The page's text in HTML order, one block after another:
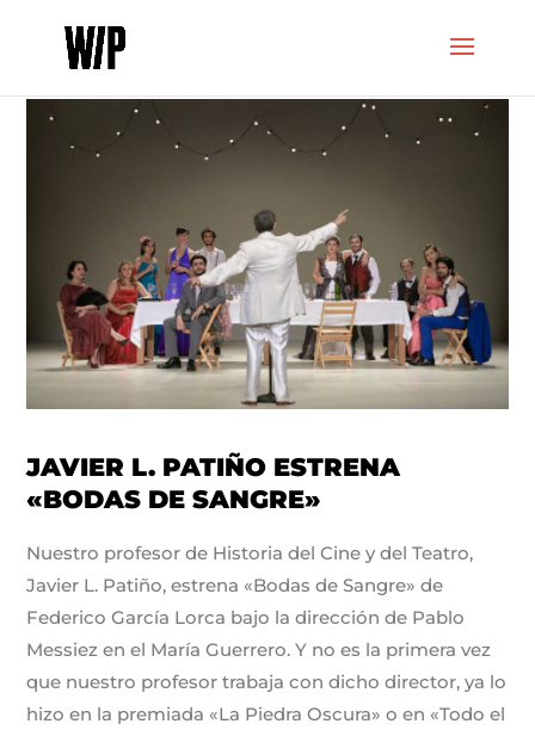
JAVIER L. PATIÑO ESTRENA
«BODAS DE SANGRE»
Nuestro profesor de Historia del Cine y del Teatro,
Javier L. Patiño, estrena «Bodas de Sangre» de
Federico García Lorca bajo la dirección de Pablo
Messiez en el María Guerrero. Y no es la primera vez
que nuestro profesor trabaja con dicho director, ya lo
hizo en la premiada «La Piedra Oscura» o en «Todo el